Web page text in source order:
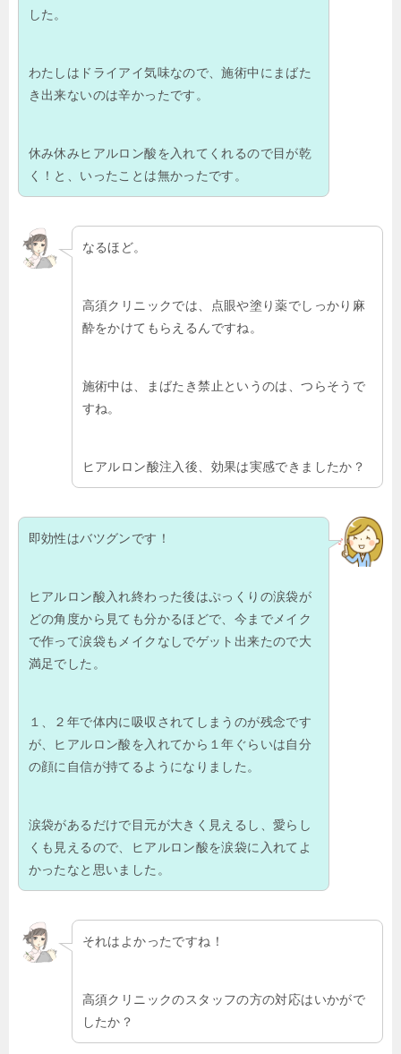
した。
わたしはドライアイ気味なので、施術中にまばた
き出来ないのは辛かったです。
休み休みヒアルロン酸を入れてくれるので目が乾
く！と、いったことは無かったです。
なるほど。
高須クリニックでは、点眼や塗り薬でしっかり麻
酔をかけてもらえるんですね。
施術中は、まばたき禁止というのは、つらそうで
すね。
ヒアルロン酸注入後、効果は実感できましたか？
即効性はバツグンです！
ヒアルロン酸入れ終わった後はぷっくりの涙袋が
どの角度から見ても分かるほどで、今までメイク
で作って涙袋もメイクなしでゲット出来たので大
満足でした。
１、２年で体内に吸収されてしまうのが残念です
が、ヒアルロン酸を入れてから１年ぐらいは自分
の顔に自信が持てるようになりました。
涙袋があるだけで目元が大きく見えるし、愛らし
くも見えるので、ヒアルロン酸を涙袋に入れてよ
かったなと思いました。
それはよかったですね！
高須クリニックのスタッフの方の対応はいかがで
したか？